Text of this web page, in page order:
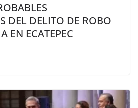
DEL DELITO DE ROBO
EN ECATEPEC